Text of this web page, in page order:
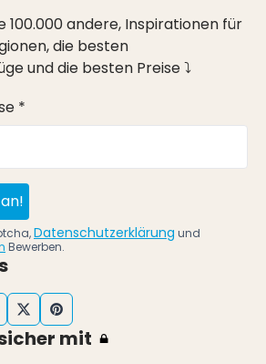
100.000 andere, Inspirationen für
die besten
und die besten Preise ⤵
*
Datenschutzerklärung und
Bewerben.
mit